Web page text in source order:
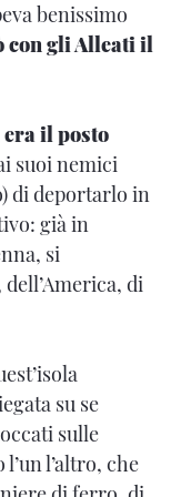
benissimo
con gli Alleati il
il posto
suoi nemici
di deportarlo in
già in
si
di
su se
sulle
l’altro, che